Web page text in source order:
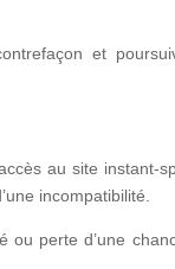
et
au site instant-
incompatibilité.
ou perte d’une